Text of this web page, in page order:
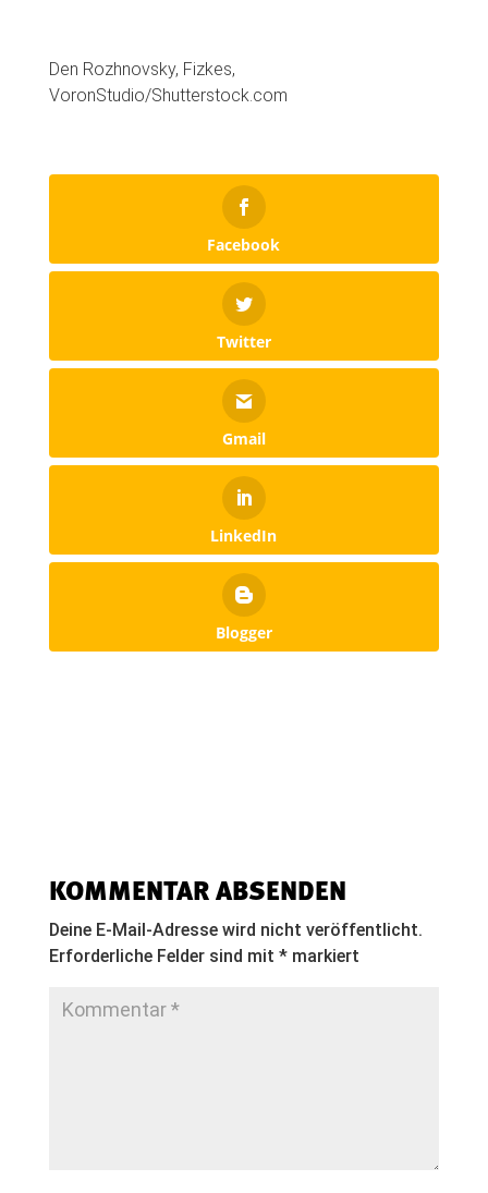
Den Rozhnovsky, Fizkes,
VoronStudio/Shutterstock.com
Facebook
Twitter
Gmail
LinkedIn
Blogger
KOMMENTAR ABSENDEN
Deine E-Mail-Adresse wird nicht veröffentlicht.
Erforderliche Felder sind mit *markiert